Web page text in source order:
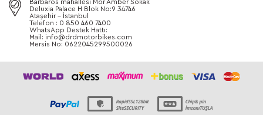
Barbaros mahallesi Mor Amber Sokak
Deluxia Palace H Blok No:9 34746
Ataşehir - İstanbul
Telefon : 0 850 460 7400
WhatsApp Destek Hattı:
Mail: info@drdmotorbikes.com
Mersis No: 0622045299500026